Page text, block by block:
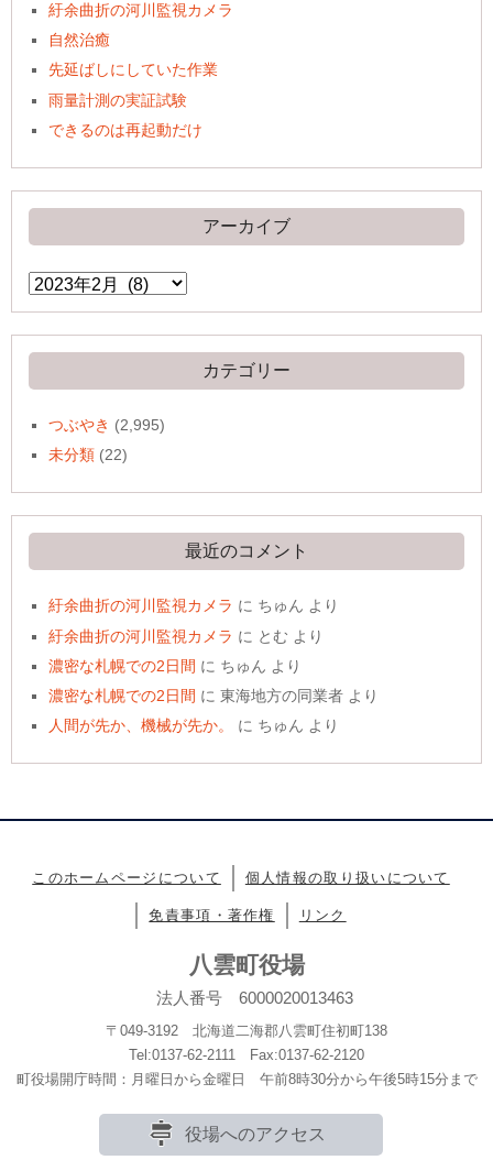
紆余曲折の河川監視カメラ
自然治癒
先延ばしにしていた作業
雨量計測の実証試験
できるのは再起動だけ
アーカイブ
ア
ー
イ
ブ
カテゴリー
つぶやき (2,995)
未分類 (22)
最近のコメント
紆余曲折の河川監視カメラ に ちゅん より
紆余曲折の河川監視カメラ に とむ より
濃密な札幌での2日間 に ちゅん より
濃密な札幌での2日間 に東海地方の同業者 より
人間が先か、機械が先か。
に ちゅん より
このホームページについて 個人情報の取り扱いについて
免責事項・著作権 リンク
八雲町役場
法人番号 6000020013463
〒049-3192 北海道二海郡八雲町住初町138
Tel:0137-62-2111 Fax:0137-62-2120
町役場開庁時間：月曜日から金曜日 午前8時30分から午後5時15分まで
役場へのアクセス